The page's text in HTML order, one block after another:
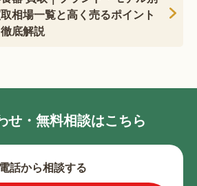
相場一覧と高く売るポイント
底解説
せ・無料相談はこちら
電話から相談する